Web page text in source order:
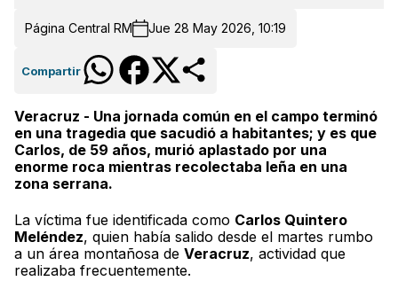
Página Central RM Jue 28 May 2026, 10:19
Compartir
Veracruz - Una jornada común en el campo terminó
en una tragedia que sacudió a habitantes; y es que
Carlos, de 59 años, murió aplastado por una
enorme roca mientras recolectaba leña en una
zona serrana.
La víctima fue identificada como Carlos Quintero
Meléndez, quien había salido desde el martes rumbo
a un área montañosa de Veracruz, actividad que
realizaba frecuentemente.